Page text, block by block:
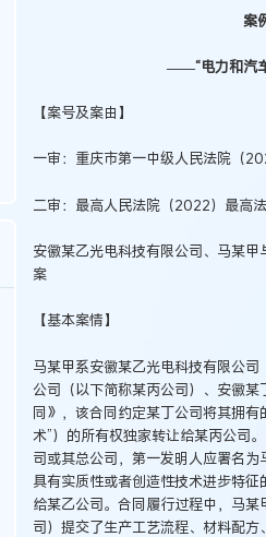
案
——“电力和汽
【案号及案由】
一审：重庆市第一中级人民法院（
二审：最高人民法院（2022）最高
安徽某乙光电科技有限公司、马某
案
【基本案情】
马某甲系安徽某乙光电科技有限公
公司（以下简称某丙公司）、安徽
同》，该合同约定某丁公司将其拥
术”）的所有权独家转让给某丙公司
司或其总公司，第一发明人应署名
具有实质性或者创造性技术进步特
给某乙公司。合同履行过程中，马
司）提交了生产工艺流程、材料配